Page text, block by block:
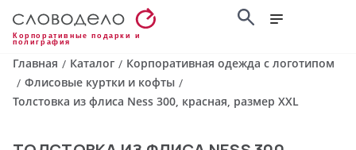
Корпоративные подарки и
полиграфия
Главная / Каталог / Корпоративная одежда с логотипом
/ Флисовые куртки и кофты /
Толстовка из флиса Ness 300, красная, размер XXL